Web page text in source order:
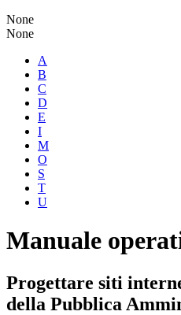
None
None
A
B
C
D
E
I
M
O
S
T
U
Manuale
Progettare siti
della Pubblica